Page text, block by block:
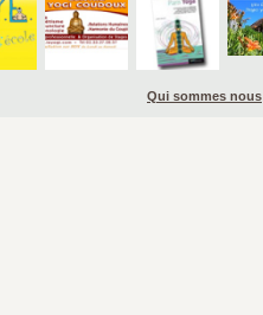
Qui sommes nous